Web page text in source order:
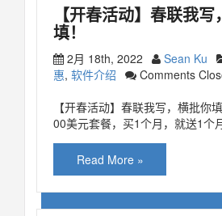
【开春活动】春联我
填！
2月 18th, 2022 Sean Ku
惠, 软件介绍
Comments
【开春活动】春联我写，横批你
00美元套餐，买1个月，就送1个月
Read More »